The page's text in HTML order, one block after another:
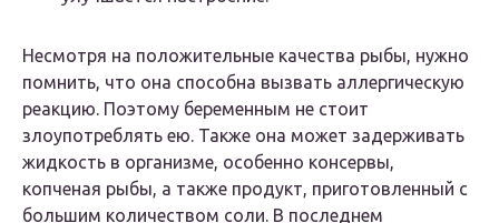
Несмотря на положительные качества рыбы, нужно
помнить, что она способна вызвать аллергическую
реакцию. Поэтому беременным не стоит
злоупотреблять ею. Также она может задерживать
жидкость в организме, особенно консервы,
копченая рыбы, а также продукт, приготовленный с
большим количеством соли. В последнем